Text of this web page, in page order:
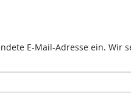
E-Mail-Adresse ein. Wir